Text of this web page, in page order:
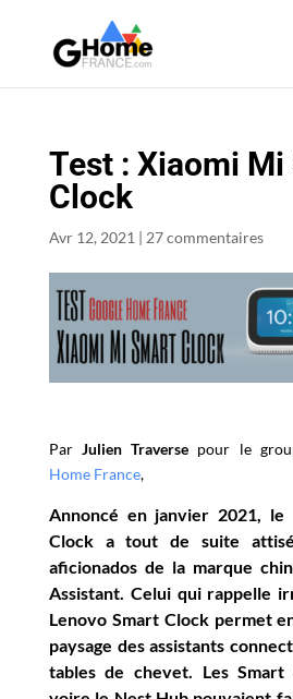
Test : Xiaomi
Clock
Avr 12, 2021 | 27 commentaires
Par Julien Traverse pour le
Home France,
Annoncé en janvier 2021,
Clock a tout de suite
aficionados de la marque
Assistant. Celui qui rappelle
Lenovo Smart Clock permet
paysage des assistants
tables de chevet. Les Smart